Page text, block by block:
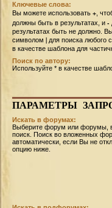
Ключевые слова:
Вы можете использовать + ,
должны быть в результатах, и -
результатах быть не должно.
символом | для поиска любого
в качестве шаблона для
Поиск по автору:
Используйте * в качестве
ПАРАМЕТРЫ
Искать в форумах:
Выберите форум или форумы,
поиск. Поиск во вложенных
автоматически, если Вы не
опцию ниже.